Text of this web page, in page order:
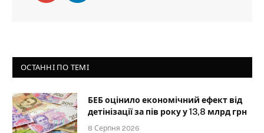
ОСТАННІ ПО ТЕМІ
БЕБ оцінило економічний ефект від
детінізації за пів року у 13,8 млрд грн
8 Серпня 2026